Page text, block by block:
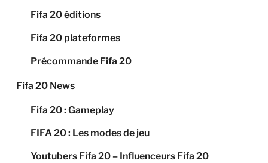
Fifa 20 éditions
Fifa 20 plateformes
Précommande Fifa 20
Fifa 20 News
Fifa 20 : Gameplay
FIFA 20 : Les modes de jeu
Youtubers Fifa 20 – Influenceurs Fifa 20